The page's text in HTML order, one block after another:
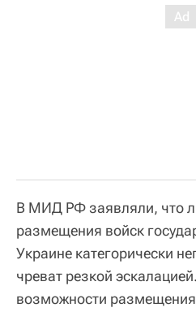
В МИД РФ заявляли, что
размещения войск
Украине категорически
чреват резкой
возможности размещения